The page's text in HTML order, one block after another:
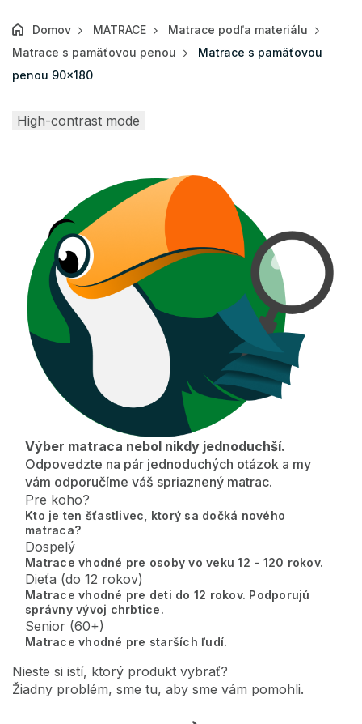
Domov MATRACE
Matrace podľa materiálu
Matrace s pamäťovou penou
Matrace s pamäťovou
penou 90x180
High-contrast mode
Výber matraca nebol nikdy jednoduchší.
Odpovedzte na pár jednoduchých otázok a my
vám odporučíme váš spriaznený matrac.
Pre koho?
Kto je ten šťastlivec, ktorý sa dočká nového
matraca?
Dospelý
Matrace vhodné pre osoby vo veku 12 - 120 rokov.
Dieťa (do 12 rokov)
Matrace vhodné pre deti do 12 rokov. Podporujú
správny vývoj chrbtice.
Senior (60+)
Matrace vhodné pre starších ľudí.
Nieste si istí, ktorý produkt vybrať?
Žiadny problém, sme tu, aby sme vám pomohli.